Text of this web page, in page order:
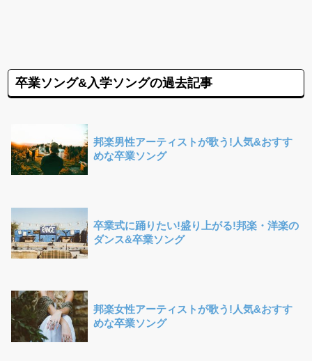
卒業ソング&入学ソングの過去記事
邦楽男性アーティストが歌う!人気&おすす
めな卒業ソング
卒業式に踊りたい!盛り上がる!邦楽・洋楽の
ダンス&卒業ソング
邦楽女性アーティストが歌う!人気&おすす
めな卒業ソング